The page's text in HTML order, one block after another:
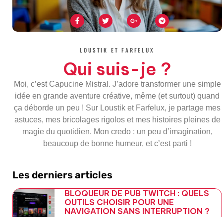
F
a
c
e
o
-
f
T
w
i
t
r
G
o
o
g
-
u
-
g
T
e
l
e
LOUSTIK ET FARFELUX
Qui suis-je ?
Moi, c’est Capucine Mistral. J’adore transformer une simple
idée en grande aventure créative, même (et surtout) quand
ça déborde un peu ! Sur Loustik et Farfelux, je partage mes
astuces, mes bricolages rigolos et mes histoires pleines de
magie du quotidien. Mon credo : un peu d’imagination,
beaucoup de bonne humeur, et c’est parti !
Les derniers articles
BLOQUEUR DE PUB TWITCH : QUELS
OUTILS CHOISIR POUR UNE
NAVIGATION SANS INTERRUPTION ?